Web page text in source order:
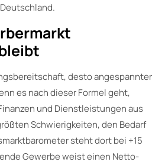
desto angespannter
es nach dieser Formel geht,
und Dienstleistungen aus
Schwierigkeiten, den Bedarf
steht dort bei +15
Gewerbe weist einen Netto-